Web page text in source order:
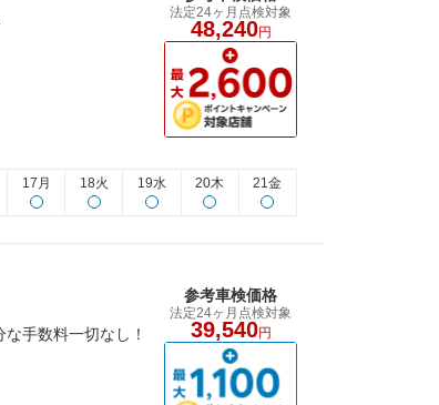
法定24ヶ月点検対象
48,240円
17月 18火 19水 20木 21金
手数料一切なし！
参考車検価格
法定24ヶ月点検対象
39,540円